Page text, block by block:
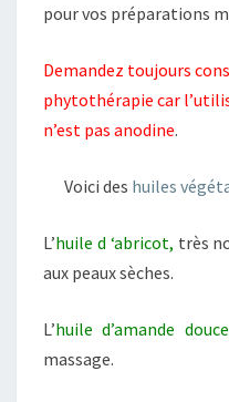
pour vos préparations
Demandez toujours
phytothérapie car
n’est pas anodine.
Voici des huiles
L’huile d ‘abricot, très
aux peaux sèches.
L’huile d’amande
massage.